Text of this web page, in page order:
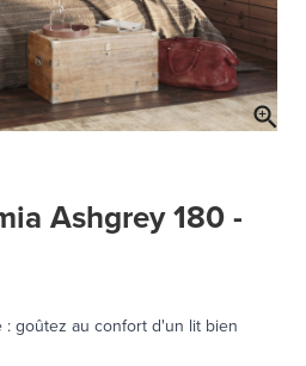
Ashgrey 180 -
goûtez au confort d'un lit bien